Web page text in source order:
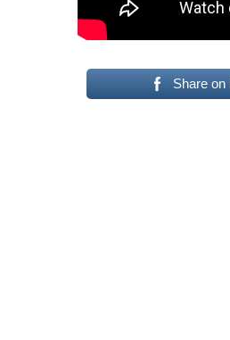
Share on